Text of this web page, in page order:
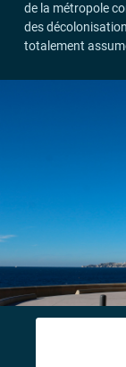
de la métropole
des
totalement